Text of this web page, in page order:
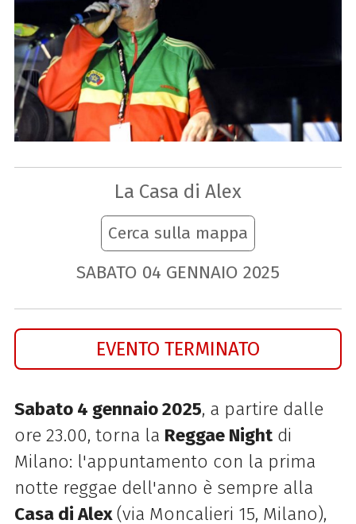
La Casa di Alex
Cerca sulla mappa
SABATO 04 GENNAIO 2025
EVENTO TERMINATO
Sabato 4 gennaio 2025, a partire dalle
ore 23.00, torna la Reggae Nightdi
Milano: l'appuntamento con la prima
notte reggae dell'anno è sempre alla
Casa di Alex(via Moncalieri 15, Milano),